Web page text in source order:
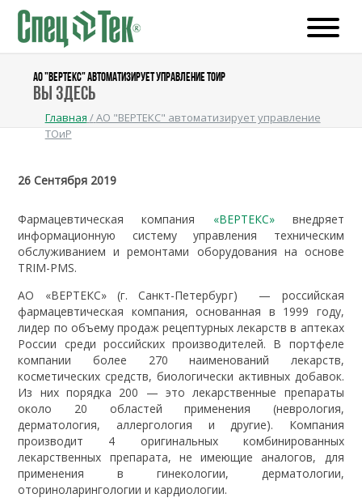
АО "ВЕРТЕКС" АВТОМАТИЗИРУЕТ УПРАВЛЕНИЕ ТОИР
Вы здесь
Главная /АО "ВЕРТЕКС" автоматизирует управление
ТОиР
26 Сентября 2019
Фармацевтическая компания «ВЕРТЕКС»внедряет
информационную систему управления техническим
обслуживанием и ремонтами оборудования на основе
TRIM-PMS.
АО «ВЕРТЕКС» (г. Санкт-Петербург) — российская
фармацевтическая компания, основанная в 1999 году,
лидер по объему продаж рецептурных лекарств в аптеках
России среди российских производителей. В портфеле
компании более 270 наименований лекарств,
косметических средств, биологически активных добавок.
Из них порядка 200 — это лекарственные препараты
около 20 областей применения (неврология,
дерматология, аллергология и другие). Компания
производит 4 оригинальных комбинированных
лекарственных препарата, не имеющие аналогов, для
применения в гинекологии, дерматологии,
оториноларингологии и кардиологии.